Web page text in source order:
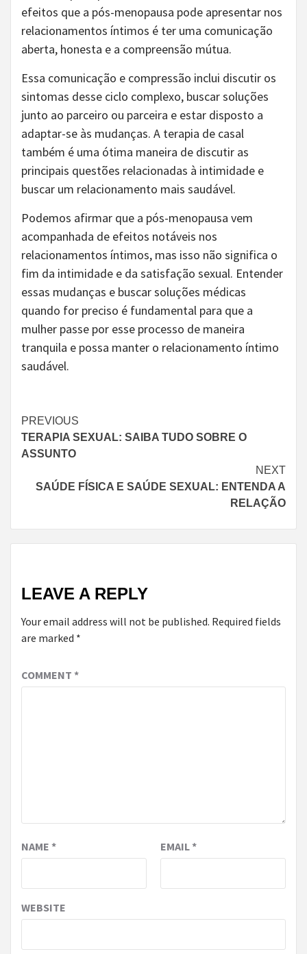
efeitos que a pós-menopausa pode apresentar nos
relacionamentos íntimos é ter uma comunicação
aberta, honesta e a compreensão mútua.
Essa comunicação e compressão inclui discutir os
sintomas desse ciclo complexo, buscar soluções
junto ao parceiro ou parceira e estar disposto a
adaptar-se às mudanças. A terapia de casal
também é uma ótima maneira de discutir as
principais questões relacionadas à intimidade e
buscar um relacionamento mais saudável.
Podemos afirmar que a pós-menopausa vem
acompanhada de efeitos notáveis nos
relacionamentos íntimos, mas isso não significa o
fim da intimidade e da satisfação sexual. Entender
essas mudanças e buscar soluções médicas
quando for preciso é fundamental para que a
mulher passe por esse processo de maneira
tranquila e possa manter o relacionamento íntimo
saudável.
Continue
Reading
PREVIOUS
TERAPIA SEXUAL: SAIBA TUDO SOBRE O
ASSUNTO
NEXT
SAÚDE FÍSICA E SAÚDE SEXUAL: ENTENDA A
RELAÇÃO
LEAVE A REPLY
Your email address will not be published. Required fields
are marked *
COMMENT *
NAME * EMAIL*
WEBSITE